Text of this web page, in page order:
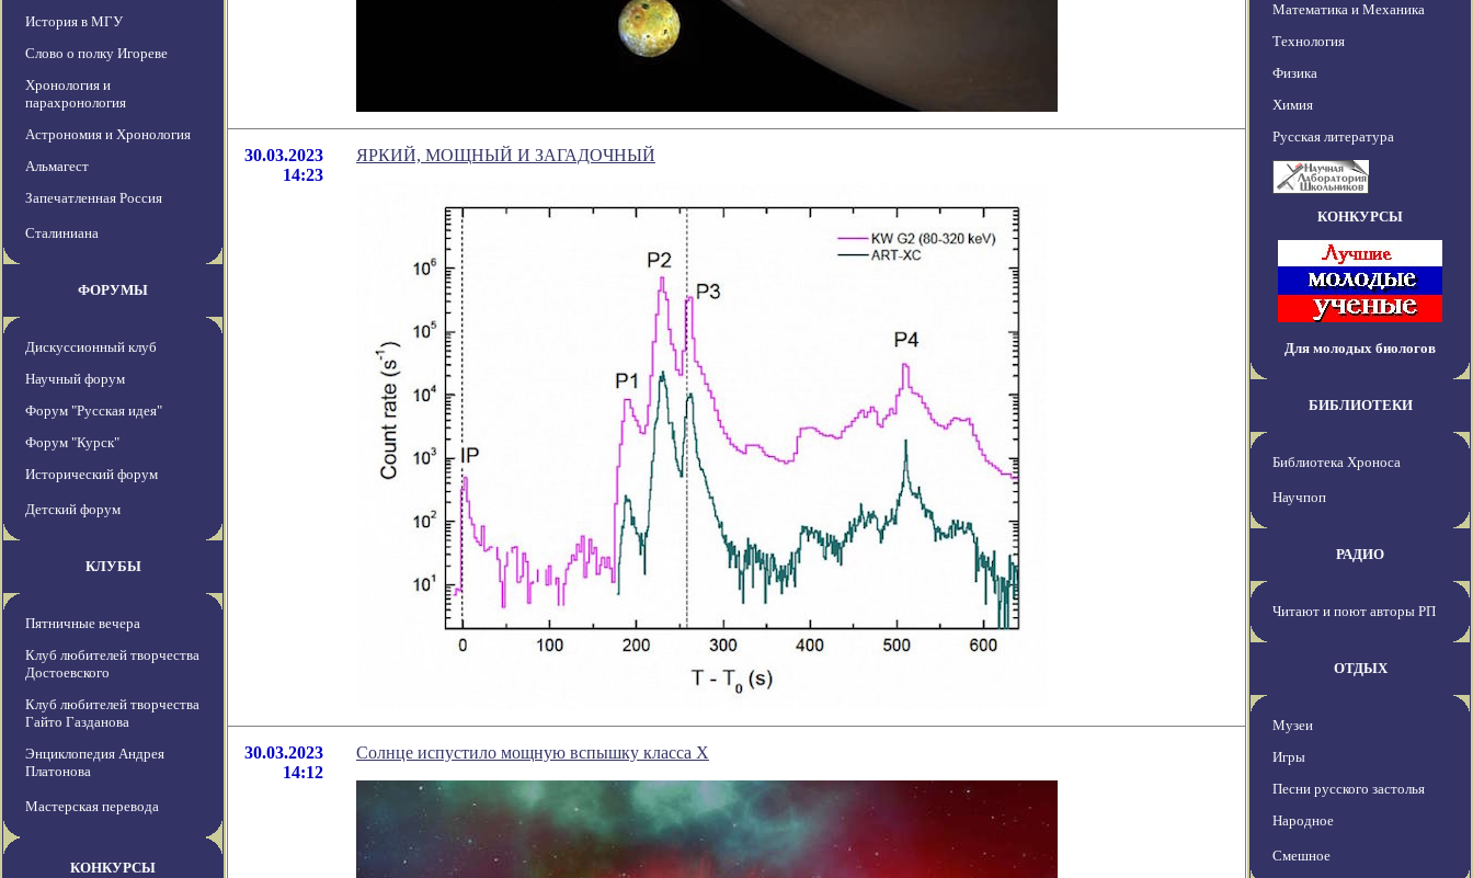
История в МГУ
Слово о полку Игореве
Хронология и
парахронология
Астрономия и Хронология
Альмагест
Запечатленная Россия
Сталиниана
ФОРУМЫ
Дискуссионный клуб
Научный форум
Форум "Русская идея"
Форум "Курск"
Исторический форум
Детский форум
КЛУБЫ
Пятничные вечера
Клуб любителей творчества
Достоевского
Клуб любителей творчества
Гайто Газданова
Энциклопедия Андрея
Платонова
Мастерская перевода
КОНКУРСЫ
30.03.2023
14:23
ЯРКИЙ, МОЩНЫЙ И ЗАГАДОЧНЫЙ
30.03.2023
14:12
Солнце испустило мощную вспышку класса X
Математика и Механика
Технология
Физика
Химия
Русская литература
КОНКУРСЫ
Для молодых биологов
БИБЛИОТЕКИ
Библиотека Хроноса
Научпоп
РАДИО
Читают и поют авторы РП
ОТДЫХ
Музеи
Игры
Песни русского застолья
Народное
Смешное